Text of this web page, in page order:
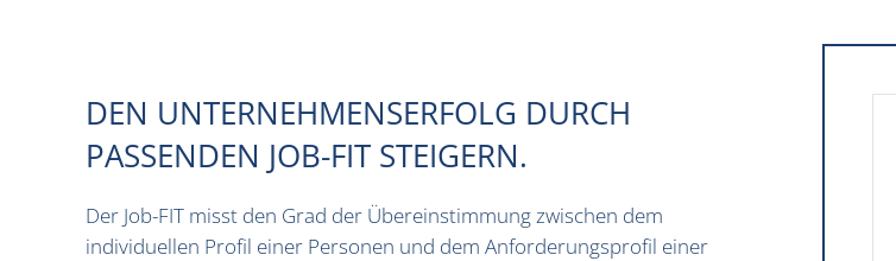
DEN UNTERNEHMENSERFOLG DURCH
PASSENDEN JOB-FIT STEIGERN.
Der Job-FIT misst den Grad der Übereinstimmung zwischen dem
individuellen Profil einer Personen und dem Anforderungsprofil einer